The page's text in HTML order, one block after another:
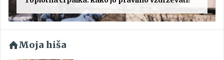
Moja hiša